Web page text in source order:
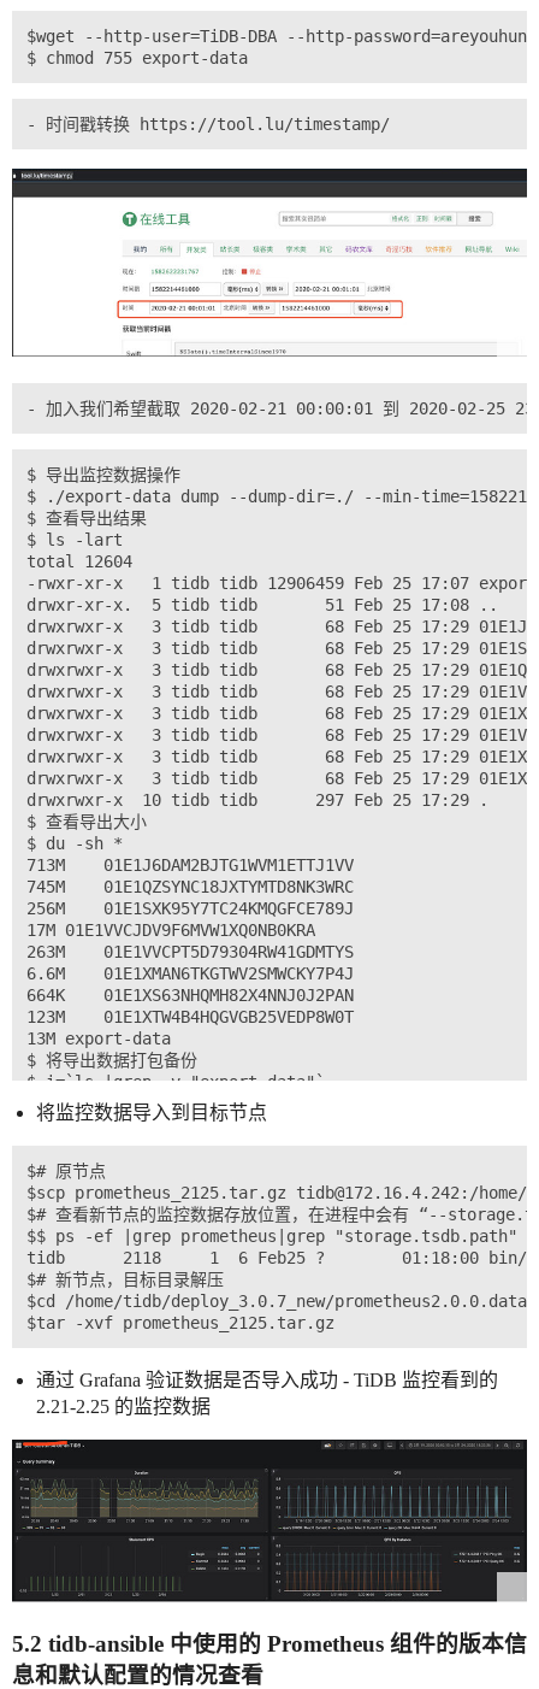
-rw-r--r--.  1 tidb tidb 37896841 Feb 21 05:00 index
drwxr-xr-x.  2 tidb tidb       34 Feb 21 05:00 chunks
$wget --http-user=TiDB-DBA --http-
$ 导出监控数据操作
$ ./export-data dump --dump-dir=./ --min-
$ 查看导出结果
$ ls -lart
total 12604
-rwxr-xr-x   1 tidb tidb 12906459 Feb 25 17:07
drwxr-xr-x.  5 tidb tidb       51 Feb 25 17:08 ..
drwxrwxr-x   3 tidb tidb       68 Feb 25 17:29
drwxrwxr-x   3 tidb tidb       68 Feb 25 17:29
drwxrwxr-x   3 tidb tidb       68 Feb 25 17:29
drwxrwxr-x   3 tidb tidb       68 Feb 25 17:29
drwxrwxr-x   3 tidb tidb       68 Feb 25 17:29
drwxrwxr-x   3 tidb tidb       68 Feb 25 17:29
drwxrwxr-x   3 tidb tidb       68 Feb 25 17:29
drwxrwxr-x   3 tidb tidb       68 Feb 25 17:29
drwxrwxr-x  10 tidb tidb      297 Feb 25 17:29 .
$ 查看导出大小
$ du -sh *
713M	01E1J6DAM2BJTG1WVM1ETTJ1VV
745M	01E1QZSYNC18JXTYMTD8NK3WRC
256M	01E1SXK95Y7TC24KMQGFCE789J
17M	01E1VVCJDV9F6MVW1XQ0NB0KRA
263M	01E1VVCPT5D79304RW41GDMTYS
6.6M	01E1XMAN6TKGTWV2SMWCKY7P4J
664K	01E1XS63NHQMH82X4NNJ0J2PAN
123M	01E1XTW4B4HQGVGB25VEDP8W0T
13M	export-data
$ 将导出数据打包备份
$ i=`ls |grep -v "export-data"`
$ echo $i
01E1J6DAM2BJTG1WVM1ETTJ1VV
将监控数据导入到目标节点
$# 原节点
$scp prometheus_2125.tar.gz tidb@172.16.4.242:/
$# 查看新节点的监控数据存放位置，在进程中会有 “--
$$ ps -ef |grep prometheus|grep "storage.tsdb.path"
tidb      2118     1  6 Feb25 ?        01:18:00 bin/
$# 新节点，目标目录解压
$cd /home/tidb/deploy_3.0.7_new/
通过 Grafana 验证数据是否导入成功 - TiDB 监控看到的
2.21-2.25 的监控数据
5.2 tidb-ansible 中使用的 Prometheus 组件的版本信
息和默认配置的情况查看